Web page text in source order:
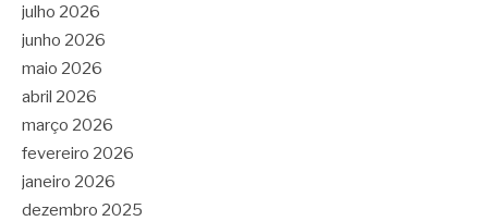
julho 2026
junho 2026
maio 2026
abril 2026
março 2026
fevereiro 2026
janeiro 2026
dezembro 2025